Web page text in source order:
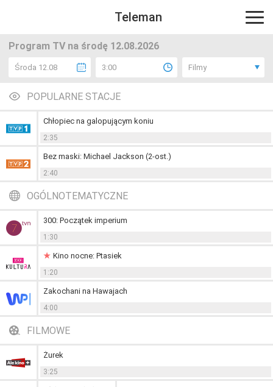
Teleman
Program TV na środę 12.08.2026
Środa 12.08 3:00 Filmy
POPULARNE STACJE
Chłopiec na galopującym koniu
2:35
Bez maski: Michael Jackson (2-ost.)
2:40
OGÓLNOTEMATYCZNE
300: Początek imperium
1:30
Kino nocne: Ptasiek
1:20
Zakochani na Hawajach
4:00
FILMOWE
Żurek
3:25